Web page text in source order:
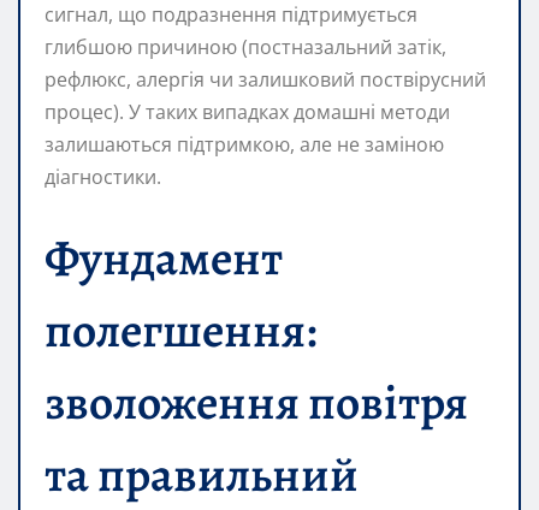
сигнал, що подразнення підтримується
глибшою причиною (постназальний затік,
рефлюкс, алергія чи залишковий поствірусний
процес). У таких випадках домашні методи
залишаються підтримкою, але не заміною
діагностики.
Фундамент
полегшення:
зволоження повітря
та правильний